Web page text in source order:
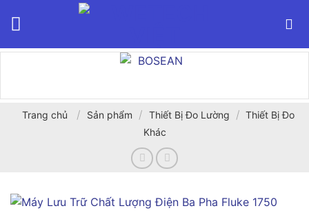
Trang chủ / Sản phẩm / Thiết Bị Đo Lường / Thiết Bị Đo
Khác